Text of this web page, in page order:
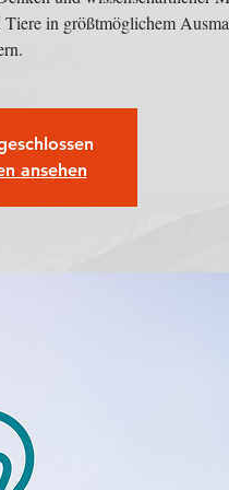
in größtmöglichem
ansehen